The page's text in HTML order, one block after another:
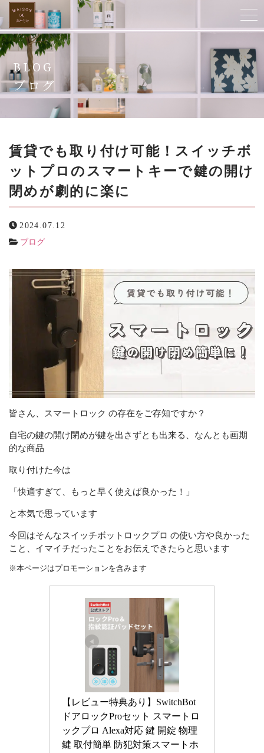
ホーム
当店について
ご提供サービス
スタッフ紹介
よくある質問
お客様の声
ビフォーアフター
お知らせ
お問い合わせ(プライバシーポリシー)
CONTACT
リバウンドしないお片付け
メールでの受付
お問い合わせフォーム
BLOG
ブログ
賃貸でも取り付け可能！スイッチボ
ットプロのスマートキーで鍵の開け
閉めが劇的に楽に
2024.07.12
ブログ
皆さん、スマートロック の存在をご存知ですか？
自宅の鍵の開け閉めが鍵を出さずとも出来る、なんとも画期
的な商品
取り付けた今は
「快適すぎて、もっと早く使えば良かった！」
と本気で思っています
今回はそんなスイッチボットロックプロ の使い方や良かった
こと、イマイチだったことをお伝えできたらと思います
※本ページはプロモーションを含みます
【レビュー特典あり】SwitchBot
ドアロックProセット スマートロ
ックプロ Alexa対応 鍵 開錠 物理
鍵 取付簡単 防犯対策スマートホ